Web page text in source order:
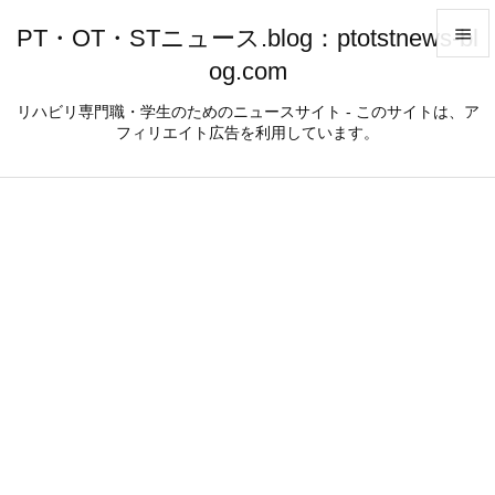
PT・OT・STニュース.blog：ptotstnews-bl
og.com
リハビリ専門職・学生のためのニュースサイト - このサイトは、ア
フィリエイト広告を利用しています。
